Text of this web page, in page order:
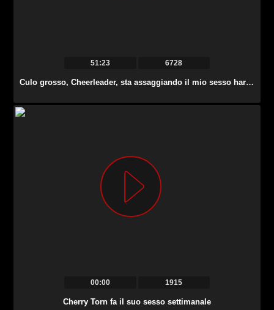
51:23 6728
Culo grosso, Cheerleader, sta assaggiando il mio sesso hardcore
00:00 1915
Cherry Torn fa il suo sesso settimanale